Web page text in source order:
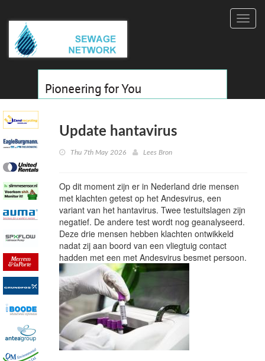
Update hantavirus
Thu 7th May 2026 Lees Bron
Op dit moment zijn er in Nederland drie mensen
met klachten getest op het Andesvirus, een
variant van het hantavirus. Twee testuitslagen zijn
negatief. De andere test wordt nog geanalyseerd.
Deze drie mensen hebben klachten ontwikkeld
nadat zij aan boord van een vliegtuig contact
hadden met een met Andesvirus besmet persoon.